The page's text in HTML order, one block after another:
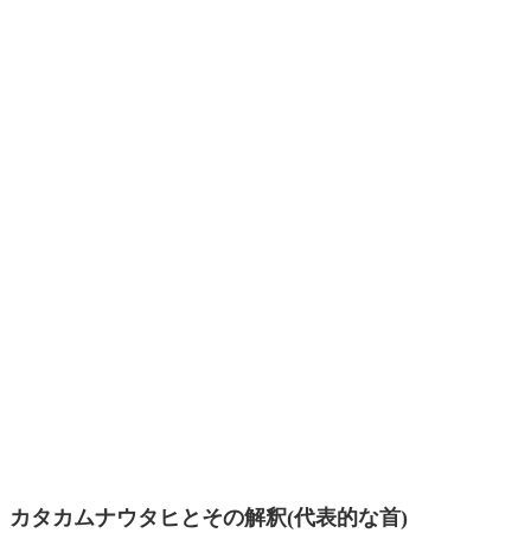
カタカムナウタヒとその解釈(代表的な首)